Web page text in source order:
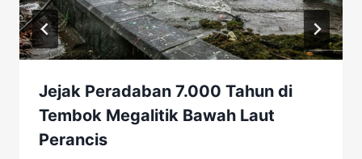
Jejak Peradaban 7.000 Tahun di
Tembok Megalitik Bawah Laut
Perancis